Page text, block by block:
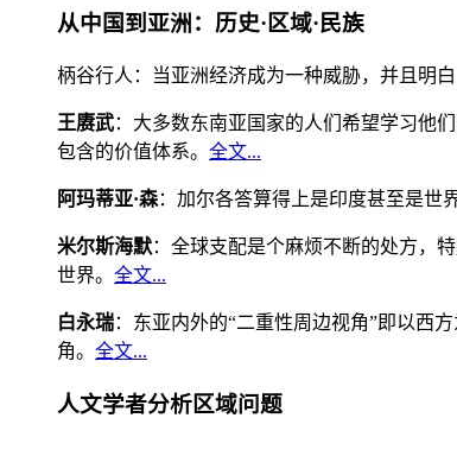
从中国到亚洲：历史·区域·民族
柄谷行人：当亚洲经济成为一种威胁，并且明
王赓武：大多数东南亚国家的人们希望学习他
包含的价值体系。 全文...
阿玛蒂亚·森：加尔各答算得上是印度甚至是世
米尔斯海默：全球支配是个麻烦不断的处方，
世界。 全文...
白永瑞：东亚内外的“二重性周边视角”即以西
角。 全文...
人文学者分析区域问题